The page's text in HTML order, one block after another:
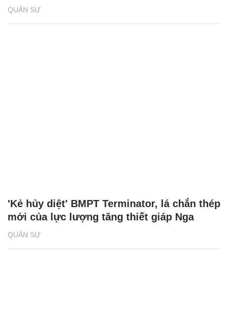
QUÂN SỰ
QUÂN SỰ
'Kẻ hủy diệt' BMPT Terminator, lá chắn thép
mới của lực lượng tăng thiết giáp Nga